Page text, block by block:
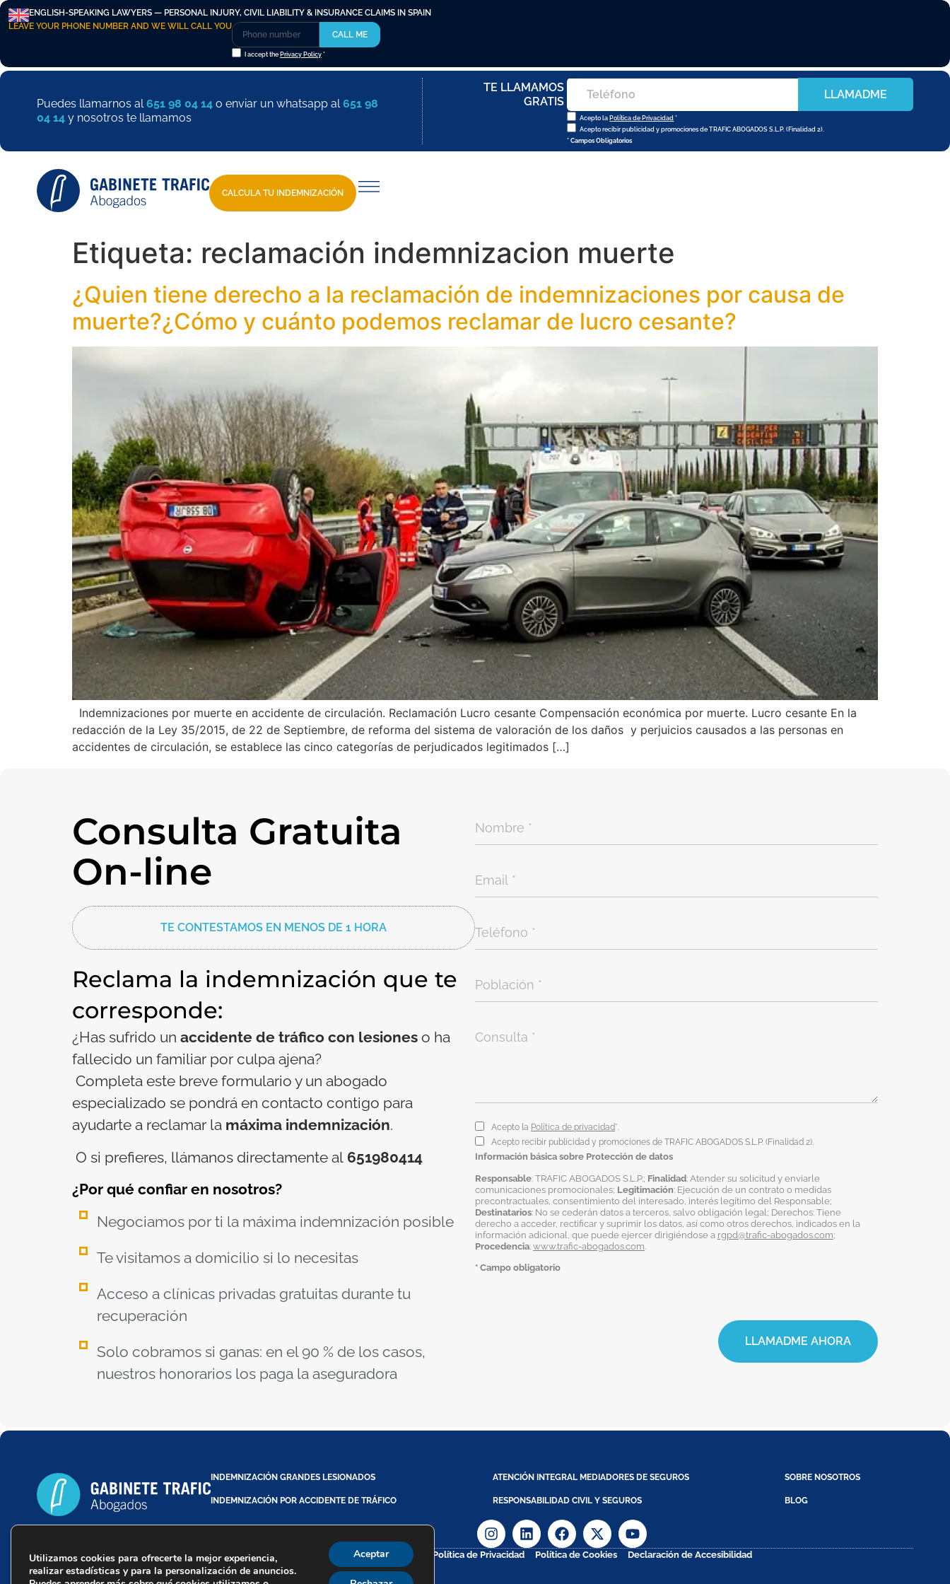
ENGLISH-SPEAKING LAWYERS — PERSONAL INJURY, CIVIL LIABILITY & INSURANCE CLAIMS IN SPAIN
LEAVE YOUR PHONE NUMBER AND WE WILL CALL YOU
I accept the Privacy Policy *
CALL ME
Puedes llamarnos al651 98 04 14 o enviar un whatsapp al651 98
04 14 y nosotros te llamamos
TE LLAMAMOS
GRATIS
Acepto la Política de Privacidad *
Acepto recibir publicidad y promociones de TRAFIC ABOGADOS S.L.P. (Finalidad 2).
* Campos Obligatorios
LLAMADME
CALCULA TU INDEMNIZACIÓN
Etiqueta: reclamación indemnizacion muerte
¿Quien tiene derecho a la reclamación de indemnizaciones por causa de
muerte?¿Cómo y cuánto podemos reclamar de lucro cesante?
Indemnizaciones por muerte en accidente de circulación. Reclamación Lucro cesante Compensación económica por muerte. Lucro cesante En la
redacción de la Ley 35/2015, de 22 de Septiembre, de reforma del sistema de valoración de los daños y perjuicios causados a las personas en
accidentes de circulación, se establece las cinco categorías de perjudicados legitimados […]
Consulta Gratuita
On-line
TE CONTESTAMOS EN MENOS DE 1 HORA
Reclama la indemnización que te
corresponde:
¿Has sufrido un accidente de tráfico con lesiones o ha
fallecido un familiar por culpa ajena?
Completa este breve formulario y un abogado
especializado se pondrá en contacto contigo para
ayudarte a reclamar la máxima indemnización.
O si prefieres, llámanos directamente al 651980414
¿Por qué confiar en nosotros?
Negociamos por ti la máxima indemnización posible
Te visitamos a domicilio si lo necesitas
Acceso a clínicas privadas gratuitas durante tu
recuperación
Solo cobramos si ganas: en el 90 % de los casos,
nuestros honorarios los paga la aseguradora
Acepto la Política de privacidad*.
Acepto recibir publicidad y promociones de TRAFIC ABOGADOS S.L.P. (Finalidad 2).
Información básica sobre Protección de datos
Responsable: TRAFIC ABOGADOS S.L.P.; Finalidad: Atender su solicitud y enviarle
comunicaciones promocionales; Legitimación: Ejecución de un contrato o medidas
precontractuales, consentimiento del interesado, interés legítimo del Responsable;
Destinatarios: No se cederán datos a terceros, salvo obligación legal; Derechos: Tiene
derecho a acceder, rectificar y suprimir los datos, así como otros derechos, indicados en la
información adicional, que puede ejercer dirigiéndose a rgpd@trafic-abogados.com;
Procedencia: www.trafic-abogados.com
* Campo obligatorio
LLAMADME AHORA
INDEMNIZACIÓN GRANDES LESIONADOS ATENCIÓN INTEGRAL MEDIADORES DE SEGUROS SOBRE NOSOTROS
INDEMNIZACIÓN POR ACCIDENTE DE TRÁFICO RESPONSABILIDAD CIVIL Y SEGUROS BLOG
Trafic Abogados - Copyright @ 2026
Aviso Legal Política de Privacidad Política de Cookies Declaración de Accesibilidad
Utilizamos cookies para ofrecerte la mejor experiencia,
realizar estadísticas y para la personalización de anuncios.
Aceptar